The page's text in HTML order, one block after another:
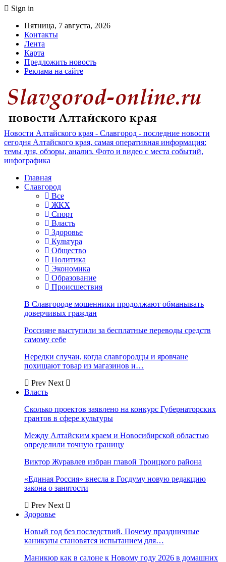
Sign in
Пятница, 7 августа, 2026
Контакты
Лента
Карта
Предложить новость
Реклама на сайте
Новости Алтайского края - Славгород - последние новости
сегодня Алтайского края, самая оперативная информация:
темы дня, обзоры, анализ. Фото и видео с места событий,
инфографика
Главная
Славгород
Все
ЖКХ
Спорт
Власть
Здоровье
Культура
Общество
Политика
Экономика
Образование
Происшествия
В Славгороде мошенники продолжают обманывать
доверчивых граждан
Россияне выступили за бесплатные переводы средств
самому себе
Нередки случаи, когда славгородцы и яровчане
похищают товар из магазинов и…
Prev Next
Власть
Сколько проектов заявлено на конкурс Губернаторских
грантов в сфере культуры
Между Алтайским краем и Новосибирской областью
определили точную границу
Виктор Журавлев избран главой Троицкого района
«Единая Россия» внесла в Госдуму новую редакцию
закона о занятости
Prev Next
Здоровье
Новый год без последствий. Почему праздничные
каникулы становятся испытанием для…
Маникюр как в салоне к Новому году 2026 в домашних